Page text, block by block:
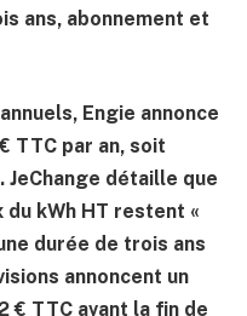
ans, abonnement et
annuels, Engie annonce
TTC par an, soit
JeChange détaille que
du kWh HT restent «
durée de trois ans
annoncent un
€ TTC avant la fin de